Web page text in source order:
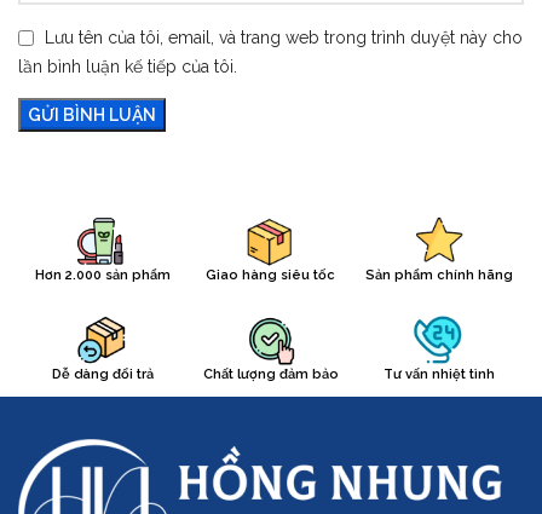
Lưu tên của tôi, email, và trang web trong trình duyệt này cho
lần bình luận kế tiếp của tôi.
Hơn 2.000 sản phẩm Giao hàng siêu tốc Sản phẩm chính hãng
Dễ dàng đổi trả Chất lượng đảm bảo Tư vấn nhiệt tình